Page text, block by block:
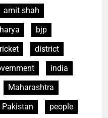
amit shah
bjp
district
india
Maharashtra
Pakistan
people